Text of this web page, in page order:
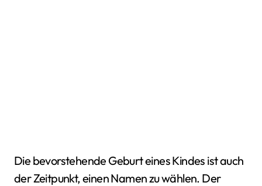
Die bevorstehende Geburt eines Kindes ist auch
der Zeitpunkt, einen Namen zu wählen. Der